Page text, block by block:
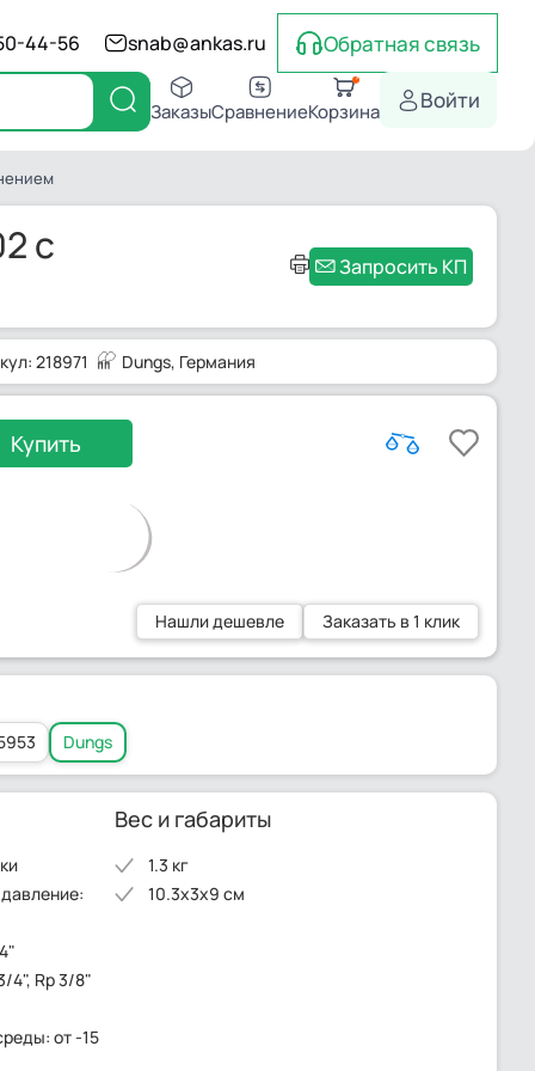
44-56 snab@ankas.ru Обратная связь
ЗаказыСравнениеКорзина Войти
с Запросить КП
218971 Dungs, Германия
Купить
Нашли дешевле Заказать в 1 клик
Dungs
4", Rp 3/8"
от -15
Вес и габариты
1.3 кг
10.3x3x9 см